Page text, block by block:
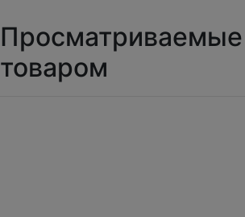
Просматриваемые
товаром